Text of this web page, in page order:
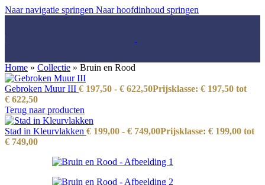
Naar navigatie springen Naar hoofdinhoud springen
Home » Collectie » Bruin en Rood
Gebroken Muur III € 197,50 - € 622,50Prijsklasse: € 197,50 tot
€ 622,50
Terug naar producten
Stad in Kleurvlakken € 199,00 - € 749,00Prijsklasse: € 199,00 tot
€ 749,00